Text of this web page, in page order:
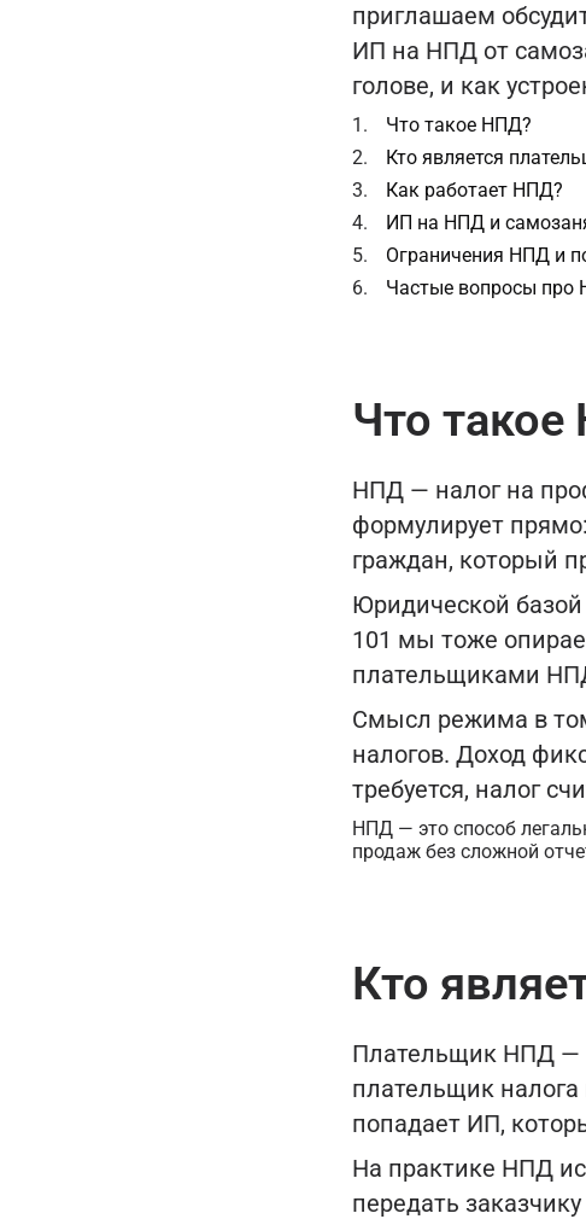
приглашаем
ИП на НПД от
голове, и как
Что такое НПД?
Кто является
Как работает НПД?
ИП на НПД и
Ограничения НПД и
Частые вопросы про
Что
НПД — налог на
формулирует
граждан, который
Юридической
101 мы тоже
плательщиками
Смысл режима в
налогов. Доход
требуется, налог
НПД — это способ
продаж без сложной
Кто
Плательщик НПД —
плательщик
попадает ИП,
На практике НПД
передать